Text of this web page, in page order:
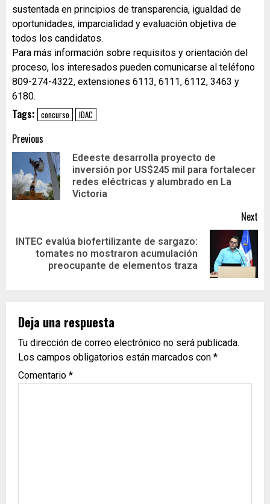
sustentada en principios de transparencia, igualdad de
oportunidades, imparcialidad y evaluación objetiva de
todos los candidatos.
Para más información sobre requisitos y orientación del
proceso, los interesados pueden comunicarse al teléfono
809-274-4322, extensiones 6113, 6111, 6112, 3463 y
6180.
Tags: concurso IDAC
Previous
Edeeste desarrolla proyecto de
inversión por US$245 mil para fortalecer
redes eléctricas y alumbrado en La
Victoria
Next
INTEC evalúa biofertilizante de sargazo:
tomates no mostraron acumulación
preocupante de elementos traza
Deja una respuesta
Tu dirección de correo electrónico no será publicada.
Los campos obligatorios están marcados con *
Comentario *